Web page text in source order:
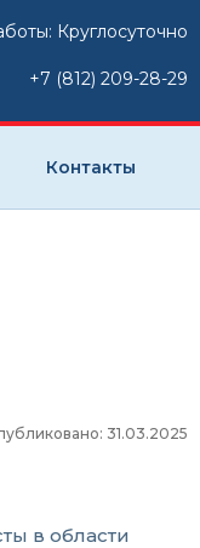
Круглосуточно
+7 (812) 209-28-29
Контакты
31.03.2025
в области